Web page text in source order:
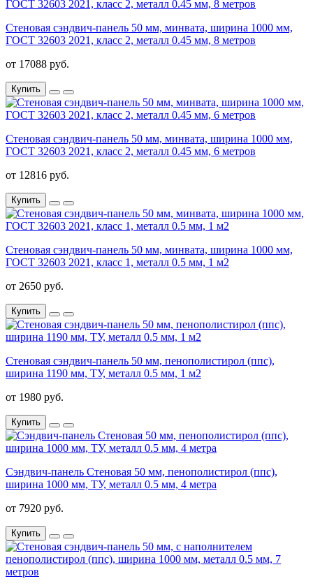
Стеновая сэндвич-панель 50 мм, минвата, ширина 1000 мм,
ГОСТ 32603 2021, класс 2, металл 0.45 мм, 8 метров
от 17088 руб.
Купить
Стеновая сэндвич-панель 50 мм, минвата, ширина 1000 мм,
ГОСТ 32603 2021, класс 2, металл 0.45 мм, 6 метров
от 12816 руб.
Купить
Стеновая сэндвич-панель 50 мм, минвата, ширина 1000 мм,
ГОСТ 32603 2021, класс 1, металл 0.5 мм, 1 м2
от 2650 руб.
Купить
Стеновая сэндвич-панель 50 мм, пенополистирол (ппс),
ширина 1190 мм, ТУ, металл 0.5 мм, 1 м2
от 1980 руб.
Купить
Сэндвич-панель Стеновая 50 мм, пенополистирол (ппс),
ширина 1000 мм, ТУ, металл 0.5 мм, 4 метра
от 7920 руб.
Купить